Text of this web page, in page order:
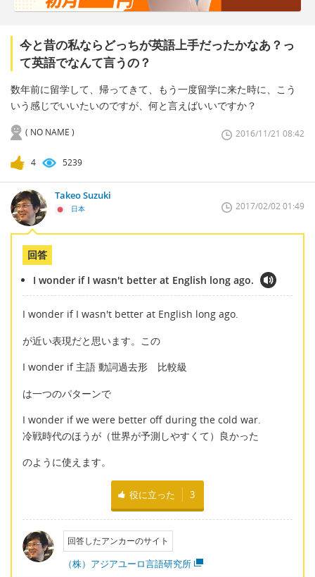
今と昔の私ならどっちが英語上手だったかなあ？っ
て英語でなんて言うの？
数年前に留学して、帰ってきて、もう一度留学に来た時に、こう
いう感じでいいたいのですが、何と言えばいいですか？
( NO NAME ) 2016/11/21 08:42
4 5239
Takeo Suzuki
日本 2017/02/02 01:49
回答
I wonder if I wasn't better at English long ago.
I wonder if I wasn't better at English long ago.
が近い表現だと思います。この
I wonder if 主語 動詞過去形 比較級
は一つのパターンで
I wonder if we were better off during the cold war.
冷戦時代のほうが（世界が予測しやすくて）良かった
のように使えます。
役に立った 3
回答したアンカーのサイト
（株）アジアユーロ言語研究所